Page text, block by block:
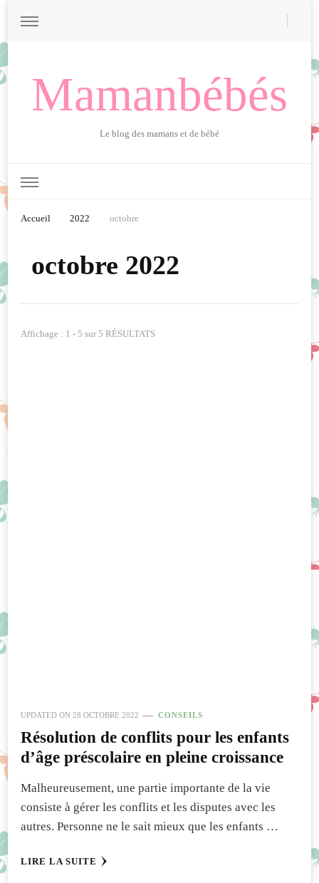
Mamanbébés
Le blog des mamans et de bébé
Accueil 2022 octobre
octobre 2022
Affichage : 1 - 5 sur 5 RÉSULTATS
UPDATED ON 28 OCTOBRE 2022 CONSEILS
Résolution de conflits pour les enfants
d’âge préscolaire en pleine croissance
Malheureusement, une partie importante de la vie
consiste à gérer les conflits et les disputes avec les
autres. Personne ne le sait mieux que les enfants …
LIRE LA SUITE